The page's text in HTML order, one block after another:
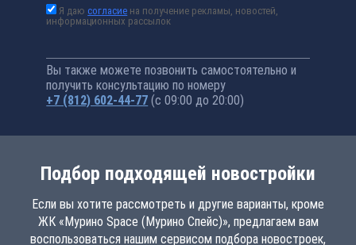
Я даюсогласие на получение рекламы, новостей,
информационных рассылок
Вы также можете позвонить самостоятельно и
получить консультацию по номеру
+7 (812) 602-44-77 (с 09:00 до 20:00)
Подбор подходящей новостройки
Если вы хотите рассмотреть и другие варианты, кроме
ЖК «Мурино Space (Мурино Спейс)», предлагаем вам
воспользоваться нашим сервисом подбора новостроек,